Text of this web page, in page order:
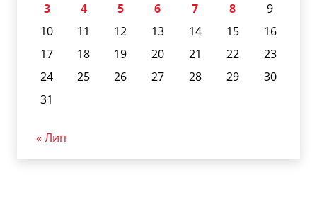
3
4 5 6 7 8
9
10
11 12 13 14 15
16
17
18 19 20 21 22
23
24
25 26 27 28 29
30
31
« Лип